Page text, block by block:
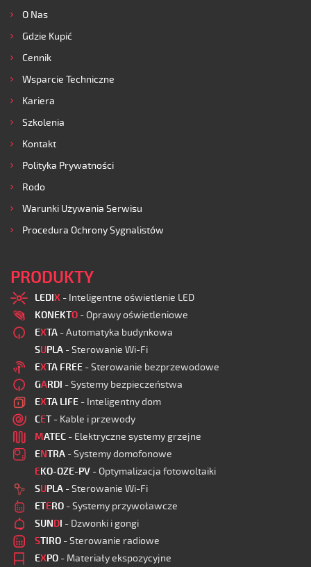
O Nas
Gdzie Kupić
Cennik
Wsparcie Techniczne
Kariera
Szkolenia
Kontakt
Polityka Prywatności
Rodo
Warunki Używania Serwisu
Procedura Ochrony Sygnalistów
PRODUKTY
LEDIX - Inteligentne oświetlenie LED
KONEKTO - Oprawy oświetleniowe
EXTA - Automatyka budynkowa
SUPLA - Sterowanie Wi-Fi
EXTA FREE - Sterowanie bezprzewodowe
GARDI - Systemy bezpieczeństwa
EXTA LIFE - Inteligentny dom
CET - Kable i przewody
MATEC - Elektryczne systemy grzejne
ENTRA - Systemy domofonowe
EKO-OZE-PV - Optymalizacja fotowoltaiki
SUPLA - Sterowanie Wi-Fi
ETERO - Systemy przywoławcze
SUNDI - Dzwonki i gongi
STIRO - Sterowanie radiowe
EXPO - Materiały ekspozycyjne